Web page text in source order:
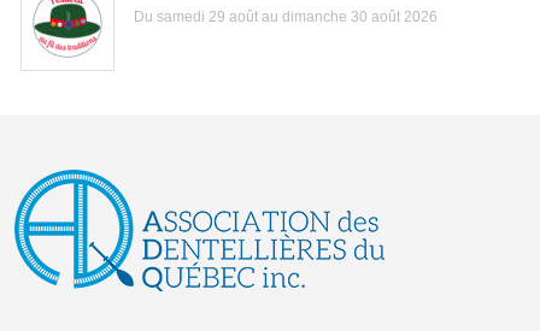
Du samedi 29 août au dimanche 30 août 2026